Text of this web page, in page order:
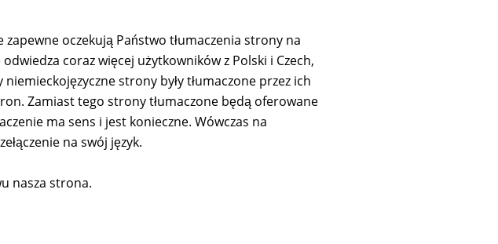
oczekują Państwo tłumaczenia strony na
coraz więcej użytkowników z Polski i Czech,
strony były tłumaczone przez ich
Zamiast tego strony tłumaczone będą oferowane
ma sens i jest konieczne. Wówczas na
na swój język.
nasza strona.